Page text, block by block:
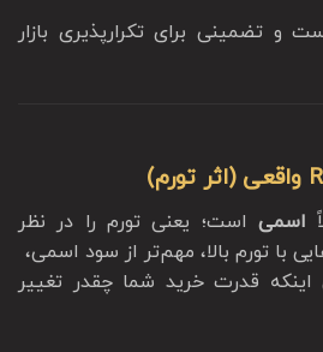
و تضمینی برای تکرارپذیری بازار
اسمی است؛ یعنی تورم را در نظر
با تورم بالا، مهم‌تر از سود اسمی،
قدرت خرید شما چقدر تغییر